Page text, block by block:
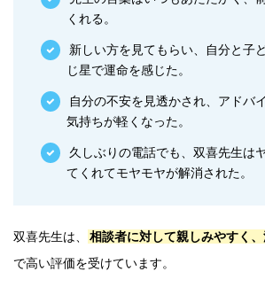
くれる。
新しい方を見てもらい、自分と子
じ星で運命を感じた。
自分の不安を見透かされ、アドバ
気持ちが軽くなった。
久しぶりの電話でも、双喜先生は
てくれてモヤモヤが解消された。
双喜先生は、 相談者に対して親しみやすく
で高い評価を受けています。